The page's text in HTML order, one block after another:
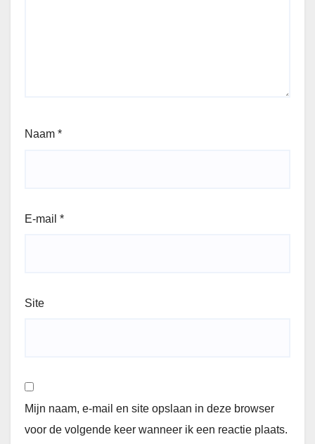
Naam *
E-mail *
Site
Mijn naam, e-mail en site opslaan in deze browser
voor de volgende keer wanneer ik een reactie plaats.